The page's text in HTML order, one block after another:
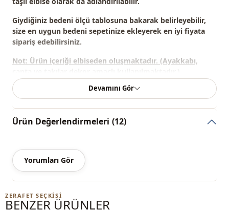
Giydiğiniz bedeni ölçü tablosuna bakarak belirleyebilir,
size en uygun bedeni sepetinize ekleyerek en iyi fiyata
sipariş edebilirsiniz.
Not: Ürün içeriği elbiseden oluşmaktadır. (Ayakkabı,
Not:
Ürünün renginde konsept çekimlerinden dolayı ton
farklılığı olabilir.
Yıkama:30 derecede yıkayınız.
Kategori̇
Kumaş Krep
Mevsi̇m Mevsimlik
Devamını Gör
Ürün Değerlendirmeleri (12)
Yorumları Gör
ZERAFET SEÇKISI
BENZER ÜRÜNLER